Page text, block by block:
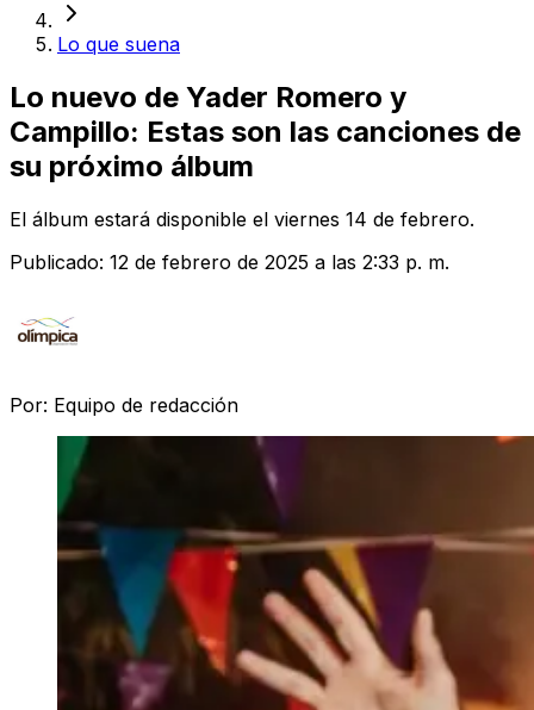
Lo que suena
Lo nuevo de Yader Romero y
Campillo: Estas son las canciones de
su próximo álbum
El álbum estará disponible el viernes 14 de febrero.
Publicado: 12 de febrero de 2025 a las 2:33 p. m.
Por: Equipo de redacción